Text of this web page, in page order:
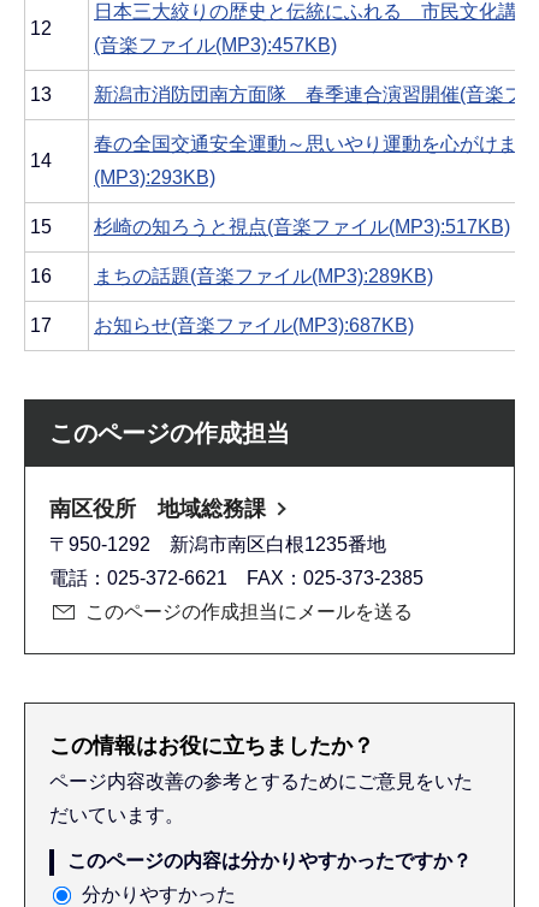
12
日本三大絞りの歴史と伝統にふれる 市民文化講
(音楽ファイル(MP3):457KB)
13 新潟市消防団南方面隊 春季連合演習開催(音楽フ
14
春の全国交通安全運動～思いやり運動を心がけま
(MP3):293KB)
15 杉崎の知ろうと視点(音楽ファイル(MP3):517KB)
16 まちの話題(音楽ファイル(MP3):289KB)
17 お知らせ(音楽ファイル(MP3):687KB)
このページの作成担当
南区役所 地域総務課
〒950-1292 新潟市南区白根1235番地
電話：025-372-6621 FAX：025-373-2385
このページの作成担当にメールを送る
この情報はお役に立ちましたか？
ページ内容改善の参考とするためにご意見をいた
だいています。
このページの内容は分かりやすかったですか？
分かりやすかった